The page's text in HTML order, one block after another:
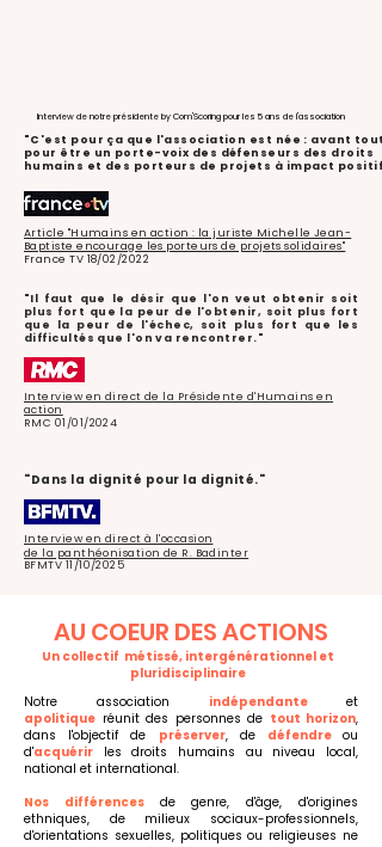
Interview de notre présidente by Com'Scoring pour les 5 ans de l'association
"C'est pour ça que l'association est née : avant tout
pour être un porte-voix des défenseurs des droits
humains et des porteurs de projets à impact
Article "Humains en action : la juriste Michelle Jean-
Baptiste encourage les porteurs de projets solidaires"
France TV 18/02/2022
"Il faut que le désir que l'on veut obtenir soit
plus fort que la peur de l'obtenir, soit plus fort
que la peur de l'échec, soit plus fort que les
difficultés que l'on va rencontrer."
Interview en direct de la Présidente d'Humains en
action
RMC 01/01/2024
"Dans la dignité pour la dignité."​
Interview en direct à l'occasion
de la panthéonisation de R. Badinter
BFMTV 11/10/2025
AU COEUR DES ACTIONS
Un collectif métissé, intergénérationnel et
pluridisciplinaire
Notre association indépendante et
apolitique réunit des personnes de tout horizon,
dans l'objectif de préserver, de défendreou
d'acquérir
les droits humains au niveau local,
national et international.
Nos différences de genre, d'âge, d'origines
ethniques, de milieux sociaux-professionnels,
d'orientations sexuelles, politiques ou religieuses ne